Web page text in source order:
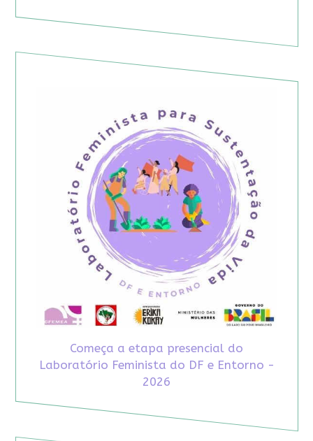
Começa a etapa presencial do
Laboratório Feminista do DF e Entorno -
2026